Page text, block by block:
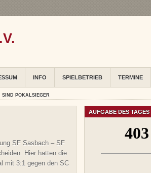
INFO SPIELBETRIEB TERMINE
POKALSIEGER
SF Sasbach – SF
Hier hatten die
mit 3:1 gegen den SC
AUFGABE DES TAGES